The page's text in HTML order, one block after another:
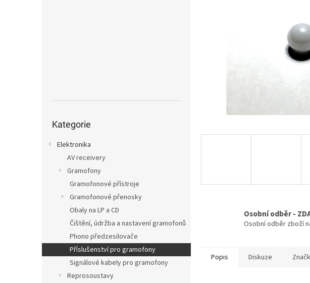
kategorie
Kategorie
Elektronika
AV receivery
Gramofony
Gramofonové přístroje
Gramofonové přenosky
Obaly na LP a CD
Čištění, údržba a nastavení gramofonů
Phono předzesilovače
Příslušenství pro gramofony
Signálové kabely pro gramofony
Reprosoustavy
Osobní odběr -
Osobní odběr zboží
Popis Diskuze